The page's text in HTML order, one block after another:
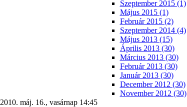
Szeptember 2015 (1)
Május 2015 (1)
Február 2015 (2)
Szeptember 2014 (4)
Május 2013 (15)
Április 2013 (30)
Március 2013 (30)
Február 2013 (30)
Január 2013 (30)
December 2012 (30)
November 2012 (30)
2010. máj. 16., vasárnap 14:45